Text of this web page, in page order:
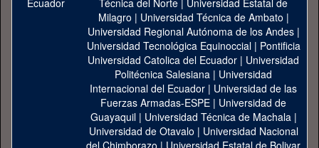
Técnica del Norte | Universidad Estatal de
Milagro | Universidad Técnica de Ambato |
Universidad Regional Autónoma de los Andes|
Universidad Tecnológica Equinoccial| Pontificia
Universidad Catolica del Ecuador | Universidad
Politécnica Salesiana | Universidad
Internacional del Ecuador | Universidad de las
Fuerzas Armadas-ESPE | Universidad de
Guayaquil| Universidad Técnica de Machala|
Universidad de Otavalo | Universidad Nacional
del Chimborazo | Universidad Estatal de Bolivar